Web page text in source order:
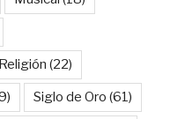
Religión (22)
Siglo de Oro (61)